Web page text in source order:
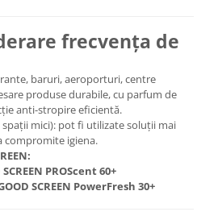
frecvența de
baruri, aeroporturi, centre
produse durabile, cu parfum de
anti-stropire eficientă.
mici): pot fi utilizate soluții mai
compromite igiena.
SCREEN PROScent 60+
SCREEN PowerFresh 30+